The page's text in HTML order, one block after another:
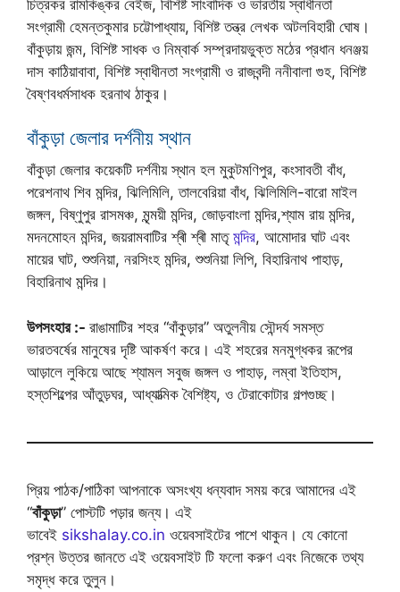
চিত্রকর রামকিঙ্কর বেইজ, বিশিষ্ট সাংবাদিক ও ভারতীয় স্বাধীনতা
সংগ্রামী হেমন্তকুমার চট্টোপাধ্যায়, বিশিষ্ট তন্ত্র লেখক অটলবিহারী ঘোষ।
বাঁকুড়ায় জন্ম, বিশিষ্ট সাধক ও নিম্বার্ক সম্প্রদায়ভুক্ত মঠের প্রধান ধনঞ্জয়
দাস কাঠিয়াবাবা, বিশিষ্ট স্বাধীনতা সংগ্রামী ও রাজবন্দী ননীবালা গুহ, বিশিষ্ট
বৈষ্ণবধর্মসাধক হরনাথ ঠাকুর।
বাঁকুড়া জেলার দর্শনীয় স্থান
বাঁকুড়া জেলার কয়েকটি দর্শনীয় স্থান হল মুকুটমণিপুর, কংসাবতী বাঁধ,
পরেশনাথ শিব মন্দির, ঝিলিমিলি, তালবেরিয়া বাঁধ, ঝিলিমিলি-বারো মাইল
জঙ্গল, বিষ্ণুপুর রাসমঞ্চ, মৃন্ময়ী মন্দির, জোড়বাংলা মন্দির,শ্যাম রায় মন্দির,
মদনমোহন মন্দির, জয়রামবাটির শ্ৰী শ্ৰী মাতৃ মন্দির, আমোদার ঘাট এবং
মায়ের ঘাট, শুশুনিয়া, নরসিংহ মন্দির, শুশুনিয়া লিপি, বিহারিনাথ পাহাড়,
বিহারিনাথ মন্দির।
উপসংহার :- রাঙামাটির শহর “বাঁকুড়ার” অতুলনীয় সৌন্দর্য সমস্ত
ভারতবর্ষের মানুষের দৃষ্টি আকর্ষণ করে। এই শহরের মনমুগ্ধকর রূপের
আড়ালে লুকিয়ে আছে শ্যামল সবুজ জঙ্গল ও পাহাড়, লম্বা ইতিহাস,
হস্তশিল্পের আঁতুড়ঘর, আধ্যাত্মিক বৈশিষ্ট্য, ও টেরাকোটার গল্পগুচ্ছ।
প্রিয় পাঠক/পাঠিকা আপনাকে অসংখ্য ধন্যবাদ সময় করে আমাদের এই
“বাঁকুড়া” পোস্টটি পড়ার জন্য। এই
ভাবেই sikshalay.co.in ওয়েবসাইটের পাশে থাকুন। যে কোনো
প্রশ্ন উত্তর জানতে এই ওয়েবসাইট টি ফলো করুণ এবং নিজেকে তথ্য
সমৃদ্ধ করে তুলুন।